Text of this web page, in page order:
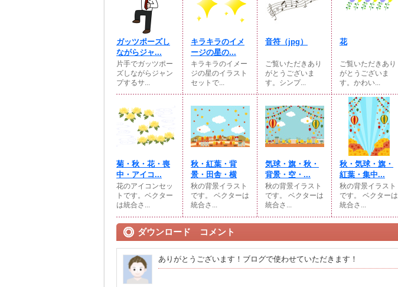
ガッツポーズし
ながらジャ...
片手でガッツポー
ズしながらジャン
プするサ...
キラキラのイメ
ージの星の...
キラキラのイメー
ジの星のイラスト
セットで...
音符（jpg）
ご覧いただきあり
がとうございま
す。シンプ...
花
ご覧いただきあり
がとうございま
す。かわい...
菊・秋・花・喪
中・アイコ...
花のアイコンセッ
トです。ベクター
は統合さ...
秋・紅葉・背
景・田舎・横
秋の背景イラスト
です。 ベクターは
統合さ...
気球・旗・秋・
背景・空・...
秋の背景イラスト
です。 ベクターは
統合さ...
秋・気球・旗・
紅葉・集中...
秋の背景イラスト
です。 ベクターは
統合さ...
ダウンロード コメント
ありがとうございます！ブログで使わせていただきます！